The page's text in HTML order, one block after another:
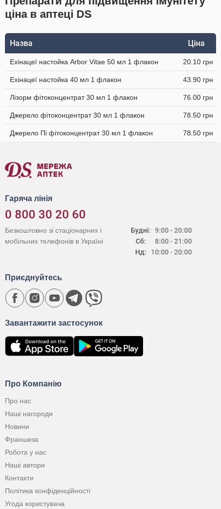
ціна в аптеці DS
Назва Ціна
Ехінацеї настойка Arbor Vitae 50 мл 1 флакон 20.10 грн
Ехінацеї настойка 40 мл 1 флакон 43.90 грн
Лізорм фітоконцентрат 30 мл 1 флакон 76.00 грн
Джерело фітоконцентрат 30 мл 1 флакон 78.50 грн
Джерело Пі фітоконцентрат 30 мл 1 флакон 78.50 грн
Гаряча лінія
0 800 30 20 60
Будні:
Сб:
Нд:
9:00 - 20:00
8:00 - 21:00
10:00 - 20:00
Безкоштовно зі стаціонарних і
мобільних телефонів в Україні
Про Компанію
Про нас
Наші нагороди
Новини
Франшиза
Робота у нас
Наші автори
Контакти
Політика конфіденційності
Угода користувача
Завантажити застосунок
Приєднуйтесь